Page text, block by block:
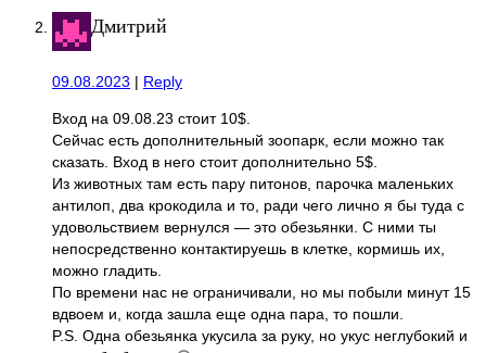
Дмитрий
09.08.2023 | Reply
Вход на 09.08.23 стоит 10$.
Сейчас есть дополнительный зоопарк, если можно так
сказать. Вход в него стоит дополнительно 5$.
Из животных там есть пару питонов, парочка маленьких
антилоп, два крокодила и то, ради чего лично я бы туда с
удовольствием вернулся — это обезьянки. С ними ты
непосредственно контактируешь в клетке, кормишь их,
можно гладить.
По времени нас не ограничивали, но мы побыли минут 15
вдвоем и, когда зашла еще одна пара, то пошли.
P.S. Одна обезьянка укусила за руку, но укус неглубокий и